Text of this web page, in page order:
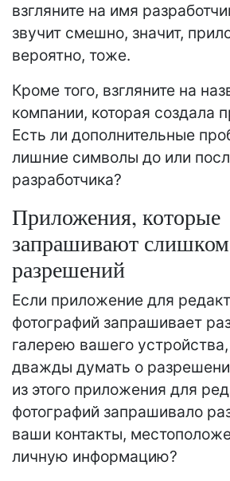
взгляните на имя
звучит смешно, значит,
вероятно, тоже.
Кроме того, взгляните на
компании, которая создала
Есть ли дополнительные
лишние символы до или
разработчика?
Приложения, которые
запрашивают
разрешений
Если приложение для
фотографий запрашивает
галерею вашего
дважды думать о
из этого приложения для
фотографий запрашивало
ваши контакты,
личную информацию?